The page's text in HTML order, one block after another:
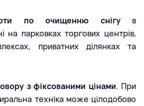
по очищенню снігув
на парковках торгових центрів,
приватних ділянках та
з фіксованими цінами. При
техніка може цілодобово